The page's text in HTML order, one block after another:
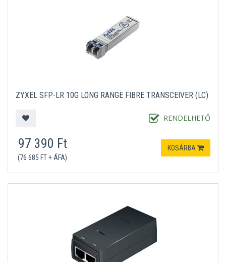
ZYXEL SFP-LR 10G LONG RANGE FIBRE TRANSCEIVER (LC)
RENDELHETŐ
97 390 Ft
(76 685 FT + ÁFA)
KOSÁRBA